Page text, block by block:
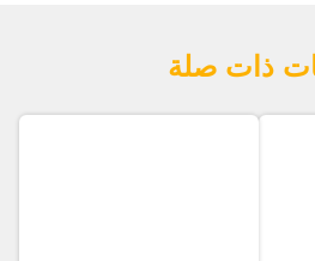
ذات صلة